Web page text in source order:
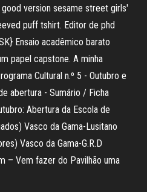
version sesame street girls'
puff tshirt. Editor de phd
Ensaio acadêmico barato
papel capstone. A minha
Cultural n.º 5 - Outubro e
abertura - Sumário / Ficha
Abertura da Escola de
Vasco da Gama-Lusitano
Vasco da Gama-G.R.D
– Vem fazer do Pavilhão uma